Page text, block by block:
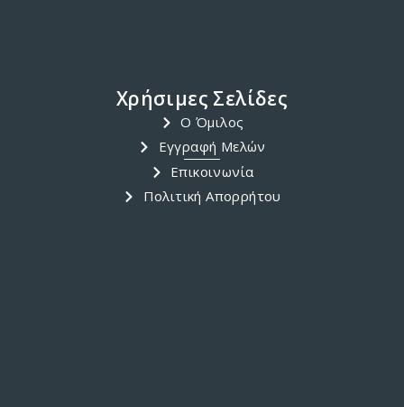
Χρήσιμες Σελίδες
Ο Όμιλος
Εγγραφή Μελών
Επικοινωνία
Πολιτική Απορρήτου